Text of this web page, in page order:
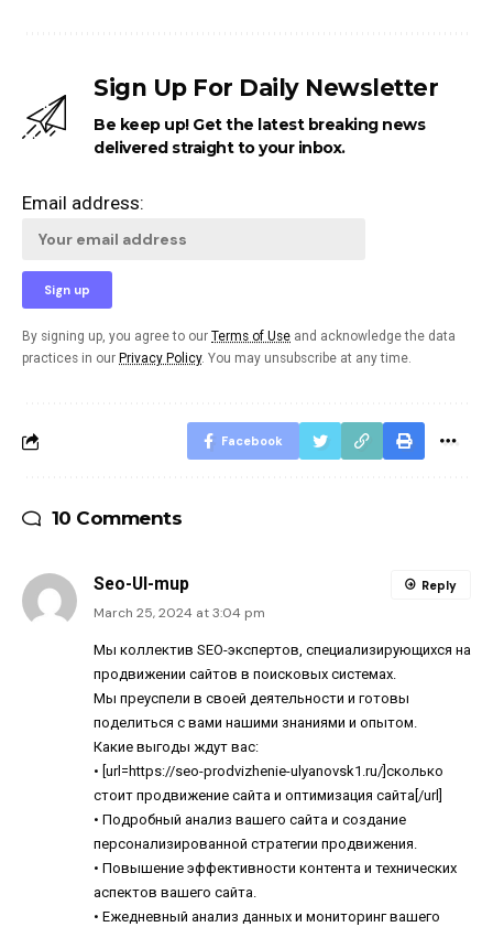
Sign Up For Daily Newsletter
Be keep up! Get the latest breaking news
delivered straight to your inbox.
Email address:
By signing up, you agree to our Terms of Use and acknowledge the data
practices in our Privacy Policy. You may unsubscribe at any time.
Facebook
10 Comments
Seo-Ul-mup
March 25, 2024 at 3:04 pm
Мы коллектив SEO-экспертов, специализирующихся на
продвижении сайтов в поисковых системах.
Мы преуспели в своей деятельности и готовы
поделиться с вами нашими знаниями и опытом.
Какие выгоды ждут вас:
• [url=https://seo-prodvizhenie-ulyanovsk1.ru/]сколько
стоит продвижение сайта и оптимизация сайта[/url]
• Подробный анализ вашего сайта и создание
персонализированной стратегии продвижения.
• Повышение эффективности контента и технических
аспектов вашего сайта.
• Ежедневный анализ данных и мониторинг вашего
Reply